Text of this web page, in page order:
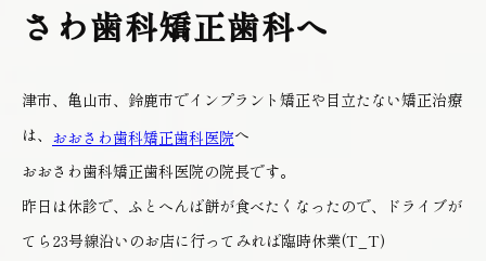
さわ歯科矯正歯科へ
津市、亀山市、鈴鹿市でインプラント矯正や目立たない矯正治療
は、 おおさわ歯科矯正歯科医院へ
おおさわ歯科矯正歯科医院の院長です。
昨日は休診で、ふとへんば餅が食べたくなったので、ドライブが
てら23号線沿いのお店に行ってみれば臨時休業(T_T)